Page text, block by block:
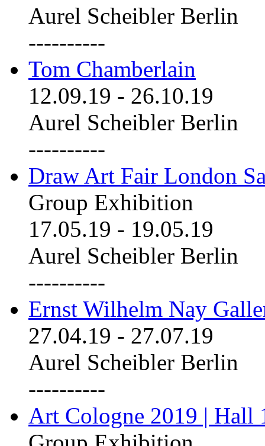
Aurel Scheibler Berlin
----------
Tom Chamberlain
12.09.19 - 26.10.19
Aurel Scheibler Berlin
----------
Draw Art Fair London
Group Exhibition
17.05.19 - 19.05.19
Aurel Scheibler Berlin
----------
Ernst Wilhelm Nay
27.04.19 - 27.07.19
Aurel Scheibler Berlin
----------
Art Cologne 2019 | Hall